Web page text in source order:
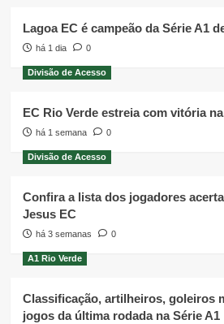
Lagoa EC é campeão da Série A1
há 1 dia 0
Divisão de Acesso
EC Rio Verde estreia com vitória
há 1 semana 0
Divisão de Acesso
Confira a lista dos jogadores
Jesus EC
há 3 semanas 0
A1 Rio Verde
Classificação, artilheiros, goleiros
jogos da última rodada na Série A1